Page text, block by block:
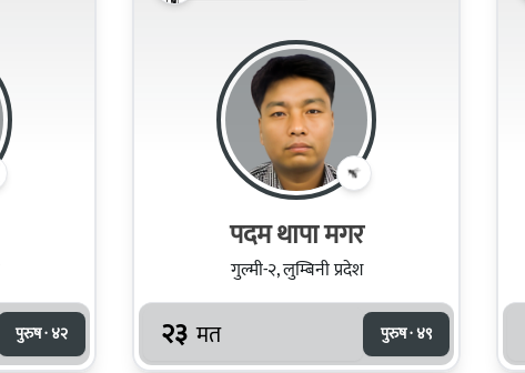
पुरुष · ४२
पदम थापा मगर
गुल्मी-२, लुम्बिनी प्रदेश
२३ मत पुरुष · ४९